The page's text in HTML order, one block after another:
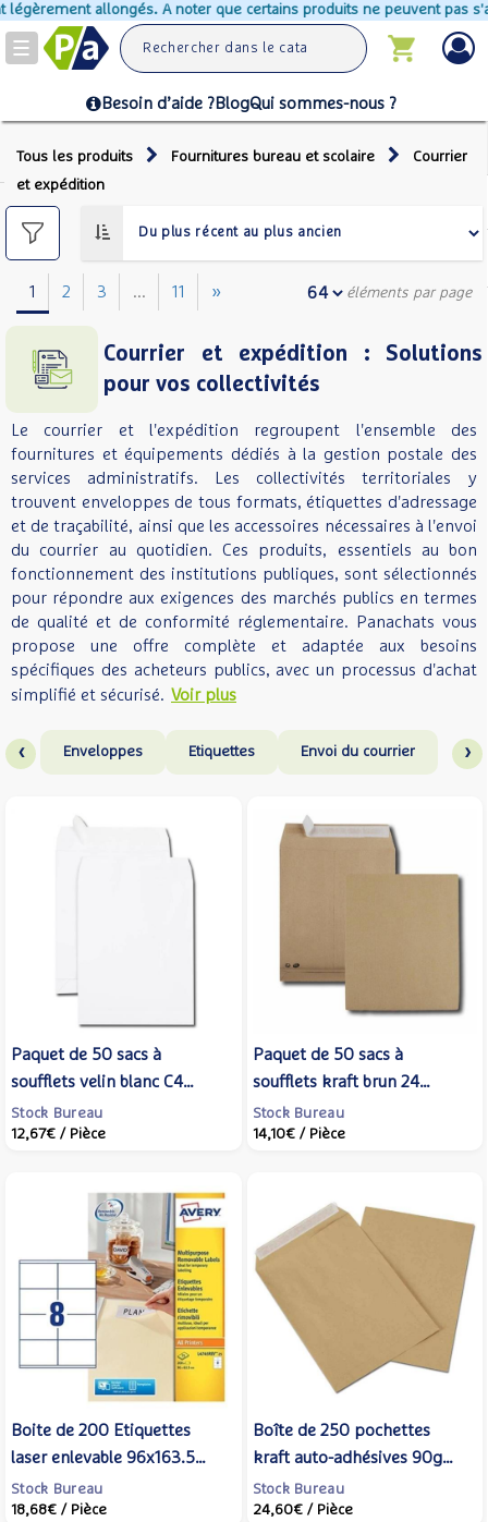
noter que certains produits ne peuvent pas s'ajouter au panier
Toggle
navigation
Besoin d’aide ?BlogQui sommes-nous ?
Tous les produits Fournitures bureau et scolaire
Courrier
et expédition
1 2 3 ... 11 » éléments par page
Courrier et expédition : Solutions
pour vos collectivités
Le courrier et l'expédition regroupent l'ensemble des
fournitures et équipements dédiés à la gestion postale des
services administratifs. Les collectivités territoriales y
trouvent enveloppes de tous formats, étiquettes d'adressage
et de traçabilité, ainsi que les accessoires nécessaires à l'envoi
du courrier au quotidien. Ces produits, essentiels au bon
fonctionnement des institutions publiques, sont sélectionnés
pour répondre aux exigences des marchés publics en termes
de qualité et de conformité réglementaire. Panachats vous
propose une offre complète et adaptée aux besoins
spécifiques des acheteurs publics, avec un processus d'achat
simplifié et sécurisé. Voir plus
‹ Enveloppes Etiquettes Envoi du courrier ›
Paquet de 50 sacs à
soufflets velin blanc C4
229x324 120 g/m² bande de
protection - GPV
Stock Bureau
12,67€ / Pièce
Paquet de 50 sacs à
soufflets kraft brun 24
260x330 120 g/m² bande de
protection - GPV
Stock Bureau
14,10€ / Pièce
Boite de 200 Etiquettes
laser enlevable 96x163.5
mm (boite de 25) L4745REV-
25 - AVERY ZWECKFORM
Stock Bureau
18,68€ / Pièce
Boîte de 250 pochettes
kraft auto-adhésives 90g
format C4 229x324mm -
GPV
Stock Bureau
24,60€ / Pièce